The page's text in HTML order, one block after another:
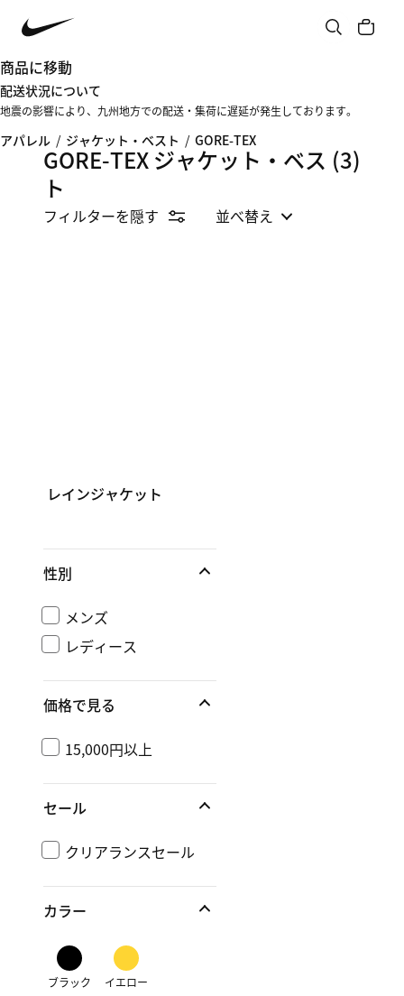
商品に移動
配送状況について
地震の影響により、九州地方での配送・集荷に遅延が発生しております。
アパレル / ジャケット・ベスト / GORE-TEX
GORE-TEX ジャケット・ベス
ト
(3)
フィルターを隠す 並べ替え
レインジャケット
性別
メンズ
レディース
価格で見る
15,000円以上
セール
クリアランスセール
カラー
ブラック イエロー